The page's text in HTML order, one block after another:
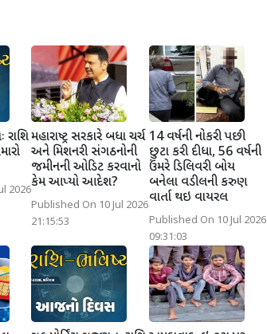
રાશિ
2026
મહારાષ્ટ્ર સરકારે બધા ચર્ચ
અને મિશનરી સંગઠનોની
જમીનની ઓડિટ કરવાનો
કેમ આપ્યો આદેશ?
Published On 10 Jul 2026
21:15:53
14 વર્ષની નોકરી પછી
છુટા કરી દીધા, 56 વર્ષની
ઉંમરે ડિલિવરી બોય
બનેલા વડીલની કરુણ
વાર્તા થઇ વાયરલ
Published On 10 Jul 2026
09:31:03